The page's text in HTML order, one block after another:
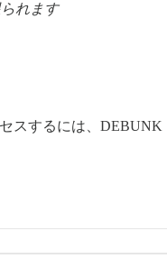
れます
スするには、 DEBUNK